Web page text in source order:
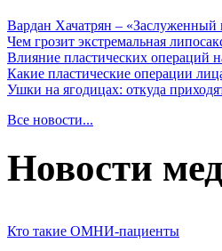
Вардан Хачатрян – «Заслуженный
Чем грозит экстремальная
Влияние пластических операций
Какие пластические операции
Ушки на ягодицах: откуда
Все новости...
Новости
Кто такие ОМНИ-пациенты